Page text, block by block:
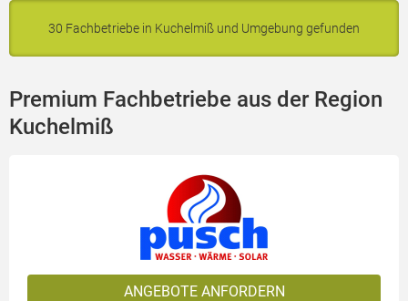
30 Fachbetriebe in Kuchelmiß und Umgebung gefunden
Premium Fachbetriebe aus der Region
Kuchelmiß
ANGEBOTE ANFORDERN